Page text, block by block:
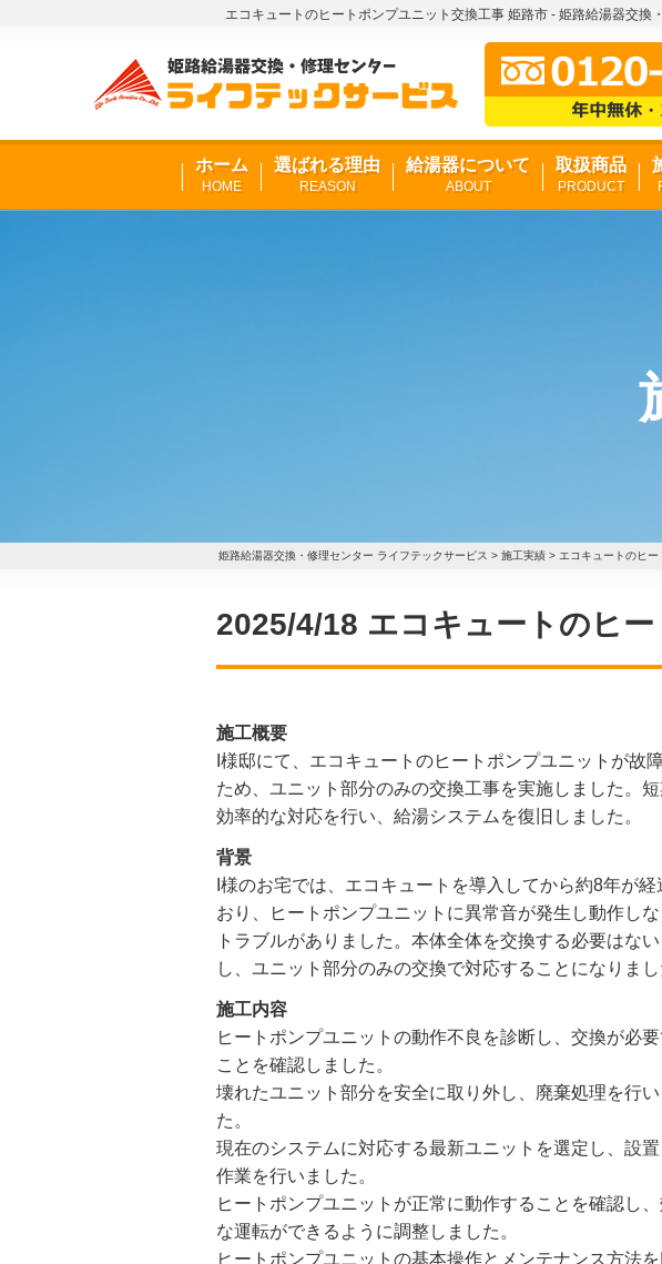
エコキュートのヒートポンプユニット交換工事 姫路市 - 姫路給湯器交換
ホーム
HOME
選ばれる理由
REASON
給湯器について
ABOUT
取扱商品
PRODUCT
姫路給湯器交換・修理センター ライフテックサービス > 施工実績 > エコキュートのヒ
2025/4/18 エコキュートのヒ
施工概要
I様邸にて、エコキュートのヒートポンプユニットが故
ため、ユニット部分のみの交換工事を実施しました。
効率的な対応を行い、給湯システムを復旧しました。
背景
I様のお宅では、エコキュートを導入してから約8年が経
おり、ヒートポンプユニットに異常音が発生し動作しな
トラブルがありました。本体全体を交換する必要はな
し、ユニット部分のみの交換で対応することになりまし
施工内容
ヒートポンプユニットの動作不良を診断し、交換が必
ことを確認しました。
壊れたユニット部分を安全に取り外し、廃棄処理を行い
た。
現在のシステムに対応する最新ユニットを選定し、設
作業を行いました。
ヒートポンプユニットが正常に動作することを確認し
な運転ができるように調整しました。
ヒートポンプユニットの基本操作とメンテナンス方法を